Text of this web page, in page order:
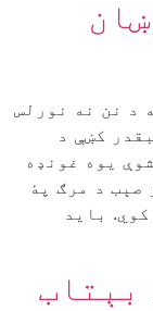
د نن نه نورلس
کښې د
يوه غونډه
صېب د مرګ پۀ
بايد
بېتاب